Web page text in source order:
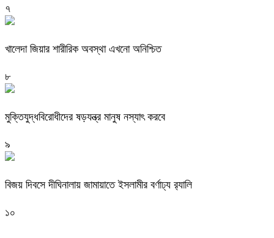
৭
খালেদা জিয়ার শারীরিক অবস্থা এখনো অনিশ্চিত
৮
মুক্তিযুদ্ধবিরোধীদের ষড়যন্ত্র মানুষ নস্যাৎ করবে
৯
বিজয় দিবসে দীঘিনালায় জামায়াতে ইসলামীর বর্ণাঢ্য র‍্যালি
১০